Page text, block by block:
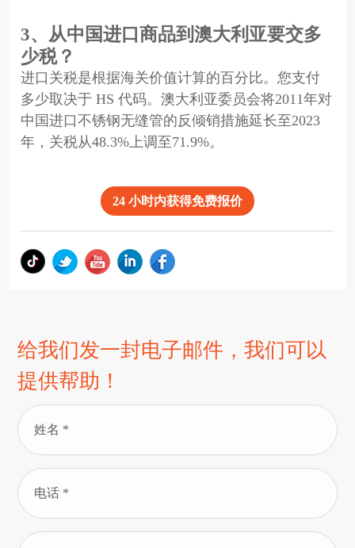
3、从中国进口商品到澳大利亚要交多
少税？
进口关税是根据海关价值计算的百分比。您支付
多少取决于 HS 代码。澳大利亚委员会将2011年对
中国进口不锈钢无缝管的反倾销措施延长至2023
年，关税从48.3%上调至71.9%。
24 小时内获得免费报价
给我们发一封电子邮件，我们可以
提供帮助！